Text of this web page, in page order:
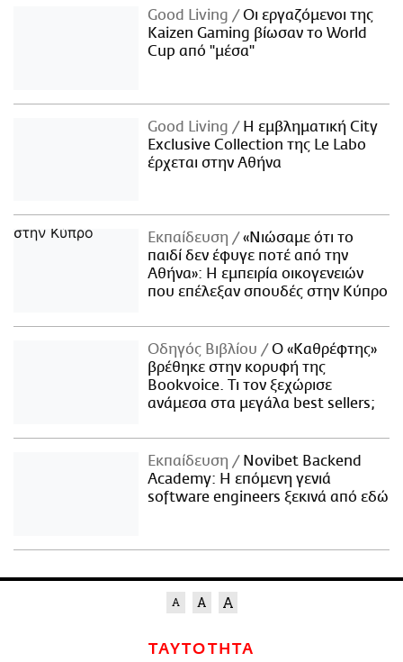
Good Living
Οι εργαζόμενοι της
Kaizen Gaming βίωσαν το World
Cup από "μέσα"
Good Living
Η εμβληματική City
Exclusive Collection της Le Labo
έρχεται στην Αθήνα
Εκπαίδευση
«Νιώσαμε ότι το
παιδί δεν έφυγε ποτέ από την
Αθήνα»: Η εμπειρία οικογενειών
που επέλεξαν σπουδές στην Κύπρο
Οδηγός Βιβλίου
Ο «Καθρέφτης»
βρέθηκε στην κορυφή της
Bookvoice. Τι τον ξεχώρισε
ανάμεσα στα μεγάλα best sellers;
Εκπαίδευση
Novibet Backend
Academy: Η επόμενη γενιά
software engineers ξεκινά από εδώ
ΤΑΥΤΟΤΗΤΑ